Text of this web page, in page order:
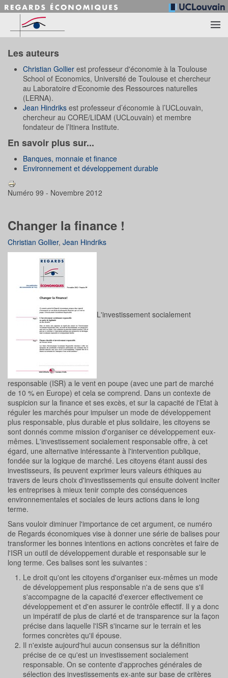
Accéder au contenu principal
Les auteurs
Christian Gollier est professeur d'économie à la Toulouse
School of Economics, Université de Toulouse et chercheur
au Laboratoire d'Economie des Ressources naturelles
(LERNA).
Jean Hindriks est professeur d’économie à l’UCLouvain,
chercheur au CORE/LIDAM (UCLouvain) et membre
fondateur de l’Itinera Institute.
En savoir plus sur...
Banques, monnaie et finance
Environnement et développement durable
Numéro 99 - Novembre 2012
Changer la finance !
Christian Gollier, Jean Hindriks
L'investissement socialement
responsable (ISR) a le vent en poupe (avec une part de marché
de 10 % en Europe) et cela se comprend. Dans un contexte de
suspicion sur la finance et ses excès, et sur la capacité de l'Etat à
réguler les marchés pour impulser un mode de développement
plus responsable, plus durable et plus solidaire, les citoyens se
sont donnés comme mission d'organiser ce développement eux-
mêmes. L'investissement socialement responsable offre, à cet
égard, une alternative intéressante à l'intervention publique,
fondée sur la logique de marché. Les citoyens étant aussi des
investisseurs, ils peuvent exprimer leurs valeurs éthiques au
travers de leurs choix d'investissements qui ensuite doivent inciter
les entreprises à mieux tenir compte des conséquences
environnementales et sociales de leurs actions dans le long
terme.
Sans vouloir diminuer l'importance de cet argument, ce numéro
de Regards économiques vise à donner une série de balises pour
transformer les bonnes intentions en actions concrètes et faire de
l'ISR un outil de développement durable et responsable sur le
long terme. Ces balises sont les suivantes :
Le droit qu'ont les citoyens d'organiser eux-mêmes un mode
de développement plus responsable n'a de sens que s'il
s'accompagne de la capacité d'exercer effectivement ce
développement et d'en assurer le contrôle effectif. Il y a donc
un impératif de plus de clarté et de transparence sur la façon
précise dans laquelle l'ISR s'incarne sur le terrain et les
formes concrètes qu'il épouse.
Il n'existe aujourd'hui aucun consensus sur la définition
précise de ce qu'est un investissement socialement
responsable. On se contente d'approches générales de
sélection des investissements ex-ante sur base de critères